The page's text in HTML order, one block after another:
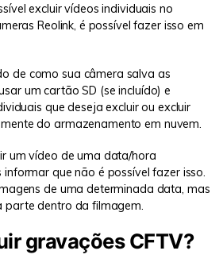
excluir vídeos individuais no
Reolink, é possível fazer isso em
de como sua câmera salva as
um cartão SD (se incluído) e
que deseja excluir ou excluir
do armazenamento em nuvem.
um vídeo de uma data/hora
que não é possível fazer isso.
de uma determinada data, mas
parte dentro da filmagem.
gravações CFTV?